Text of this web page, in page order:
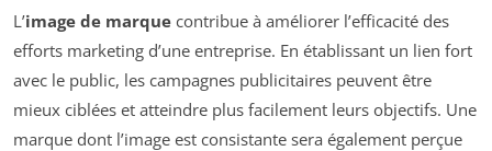
L’image de marque contribue à améliorer l’efficacité des
efforts marketing d’une entreprise. En établissant un lien fort
avec le public, les campagnes publicitaires peuvent être
mieux ciblées et atteindre plus facilement leurs objectifs. Une
marque dont l’image est consistante sera également perçue